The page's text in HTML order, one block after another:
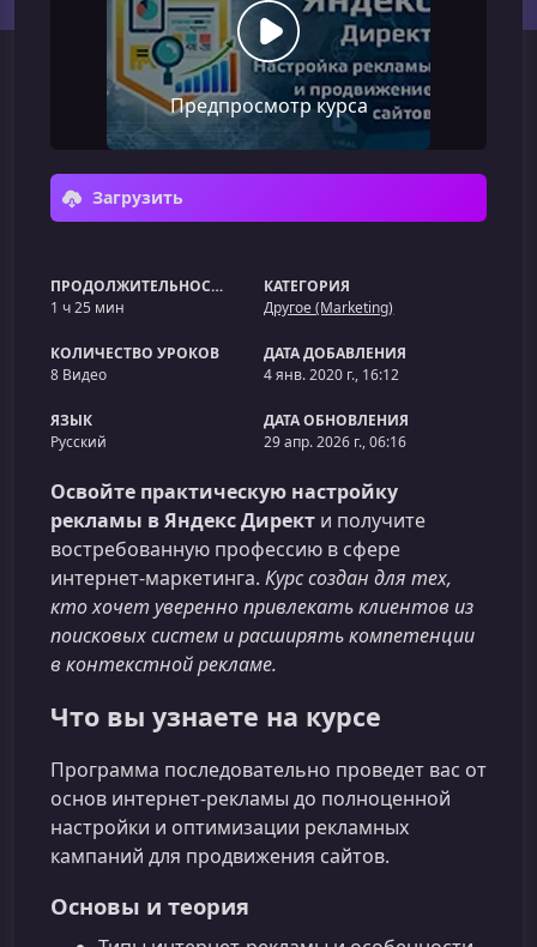
Предпросмотр курса
Загрузить
ПРОДОЛЖИТЕЛЬНОСТЬ
1 ч 25 мин
КАТЕГОРИЯ
Другое (Marketing)
КОЛИЧЕСТВО УРОКОВ
8 Видео
ДАТА ДОБАВЛЕНИЯ
4 янв. 2020 г., 16:12
ЯЗЫК
Русский
ДАТА ОБНОВЛЕНИЯ
29 апр. 2026 г., 06:16
Освойте практическую настройку
рекламы в Яндекс Директ и получите
востребованную профессию в сфере
интернет‑маркетинга. Курс создан для тех,
кто хочет уверенно привлекать клиентов из
поисковых систем и расширять компетенции
в контекстной рекламе.
Что вы узнаете на курсе
Программа последовательно проведет вас от
основ интернет-рекламы до полноценной
настройки и оптимизации рекламных
кампаний для продвижения сайтов.
Основы и теория